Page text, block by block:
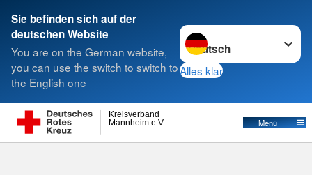
Sie befinden sich auf der
deutschen Website
You are on the German website,
you can use the switch to switch to
the English one
Sprache wechseln zu
Alles klar
Mannheim e.V.
Kreisverband
Menü
Suche